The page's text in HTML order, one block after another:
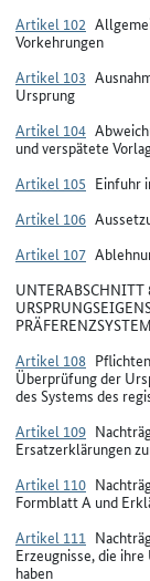
Artikel 102
Vorkehrungen
Artikel 103
Ursprung
Artikel 104
und verspätete
Artikel 105 Einfuhr
Artikel 106
Artikel 107
UNTERABSCHNITT
Artikel 108
Überprüfung der
des Systems des
Artikel 109
Ersatzerklärungen
Artikel 110
Formblatt A und
Artikel 111
Erzeugnisse, die
haben